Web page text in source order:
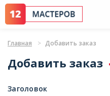
Главная Добавить заказ
Добавить заказ
Заголовок